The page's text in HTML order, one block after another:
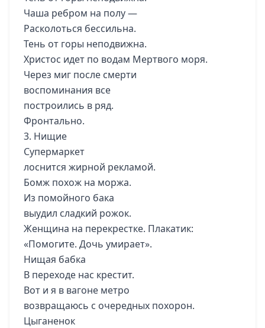
Чаша ребром на полу —
Расколоться бессильна.
Тень от горы неподвижна.
Христос идет по водам Мертвого моря.
Через миг после смерти
воспоминания все
построились в ряд.
Фронтально.
3. Нищие
Супермаркет
лоснится жирной рекламой.
Бомж похож на моржа.
Из помойного бака
выудил сладкий рожок.
Женщина на перекрестке. Плакатик:
«Помогите. Дочь умирает».
Нищая бабка
В переходе нас крестит.
Вот и я в вагоне метро
возвращаюсь с очередных похорон.
Цыганенок